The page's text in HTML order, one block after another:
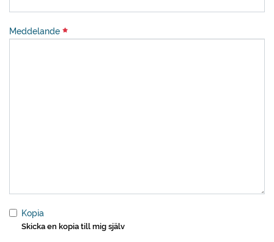
Meddelande
Kopia
Skicka en kopia till mig själv